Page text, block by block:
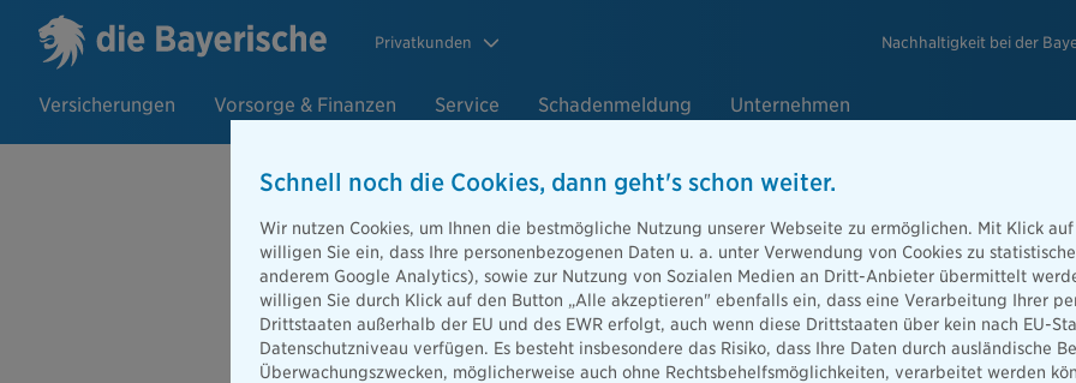
Privatkunden Nachhaltigkeit bei der
Versicherungen Vorsorge & Finanzen Service Schadenmeldung Unternehmen
17.11.2022
Sustainable Award in Finance: Pangaea Life
für soziale und ökologische Produktgestaltung
Schnell noch die Cookies, dann geht's schon weiter.
Wir nutzen Cookies, um Ihnen die bestmögliche Nutzung unserer Webseite zu ermöglichen. Mit Klick
willigen Sie ein, dass Ihre personenbezogenen Daten u. a. unter Verwendung von Cookies zu
anderem Google Analytics), sowie zur Nutzung von Sozialen Medien an Dritt-Anbieter übermittelt
willigen Sie durch Klick auf den Button „Alle akzeptieren" ebenfalls ein, dass eine Verarbeitung Ihrer
Drittstaaten außerhalb der EU und des EWR erfolgt, auch wenn diese Drittstaaten über kein nach EU-
Datenschutzniveau verfügen. Es besteht insbesondere das Risiko, dass Ihre Daten durch ausländische
Überwachungszwecken, möglicherweise auch ohne Rechtsbehelfsmöglichkeiten, verarbeitet werden